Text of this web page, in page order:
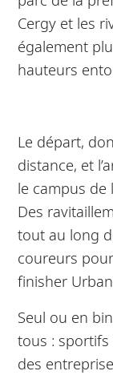
Cergy et les
également
hauteurs
Le départ,
distance, et
le campus de
Des
tout au long
coureurs
finisher
Seul ou en
tous : sportifs
des